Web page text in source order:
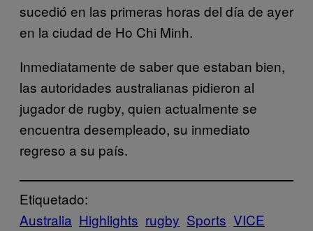
sucedió en las primeras horas del día de ayer
en la ciudad de Ho Chi Minh.
Inmediatamente de saber que estaban bien,
las autoridades australianas pidieron al
jugador de rugby, quien actualmente se
encuentra desempleado, su inmediato
regreso a su país.
Etiquetado:
Australia Highlights rugby Sports VICE